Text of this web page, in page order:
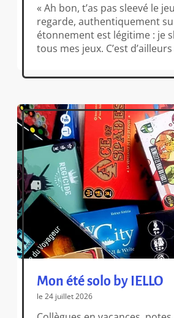
« Ah bon, t’as pas sleevé le
regarde, authentiquement
étonnement est légitime : je
tous mes jeux. C’est
Choisir une série, m’installer
leurs pochettes fait partie de
plaisirs […]
Mon été solo by IELLO
le 24 juillet 2026